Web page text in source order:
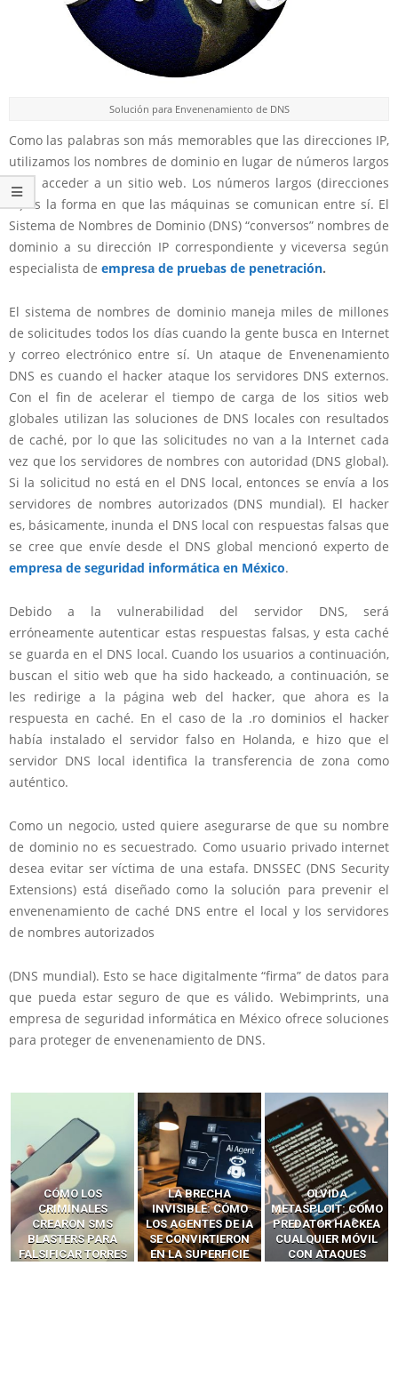
Solución para Envenenamiento de DNS
Como las palabras son más memorables que las direcciones IP,
utilizamos los nombres de dominio en lugar de números largos
para acceder a un sitio web. Los números largos (direcciones
IP) es la forma en que las máquinas se comunican entre sí. El
Sistema de Nombres de Dominio (DNS) “conversos” nombres de
dominio a su dirección IP correspondiente y viceversa según
especialista de empresa de pruebas de penetración.
El sistema de nombres de dominio maneja miles de millones
de solicitudes todos los días cuando la gente busca en Internet
y correo electrónico entre sí. Un ataque de Envenenamiento
DNS es cuando el hacker ataque los servidores DNS externos.
Con el fin de acelerar el tiempo de carga de los sitios web
globales utilizan las soluciones de DNS locales con resultados
de caché, por lo que las solicitudes no van a la Internet cada
vez que los servidores de nombres con autoridad (DNS global).
Si la solicitud no está en el DNS local, entonces se envía a los
servidores de nombres autorizados (DNS mundial). El hacker
es, básicamente, inunda el DNS local con respuestas falsas que
se cree que envíe desde el DNS global mencionó experto de
empresa de seguridad informática en México.
Debido a la vulnerabilidad del servidor DNS, será
erróneamente autenticar estas respuestas falsas, y esta caché
se guarda en el DNS local. Cuando los usuarios a continuación,
buscan el sitio web que ha sido hackeado, a continuación, se
les redirige a la página web del hacker, que ahora es la
respuesta en caché. En el caso de la .ro dominios el hacker
había instalado el servidor falso en Holanda, e hizo que el
servidor DNS local identifica la transferencia de zona como
auténtico.
Como un negocio, usted quiere asegurarse de que su nombre
de dominio no es secuestrado. Como usuario privado internet
desea evitar ser víctima de una estafa. DNSSEC (DNS Security
Extensions) está diseñado como la solución para prevenir el
envenenamiento de caché DNS entre el local y los servidores
de nombres autorizados
(DNS mundial). Esto se hace digitalmente “firma” de datos para
que pueda estar seguro de que es válido. Webimprints, una
empresa de seguridad informática en México ofrece soluciones
para proteger de envenenamiento de DNS.
LA BRECHA
INVISIBLE: CÓMO
LOS AGENTES DE IA
SE CONVIRTIERON
EN LA SUPERFICIE
OLVIDA
METASPLOIT: CÓMO
PREDATOR HACKEA
CUALQUIER MÓVIL
CON ATAQUES
CÓMO LOS HACKERS
INTERCEPTAN OTPS
Y LLAMADAS
MÓVILES SIN
‘HACKEAR’ — EL